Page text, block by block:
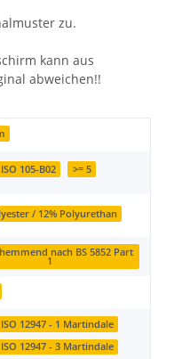
zu.
kann aus
abweichen!!
105-B02 >= 5
/ 12% Polyurethan
nach BS 5852 Part
1
12947 - 1 Martindale
12947 - 3 Martindale